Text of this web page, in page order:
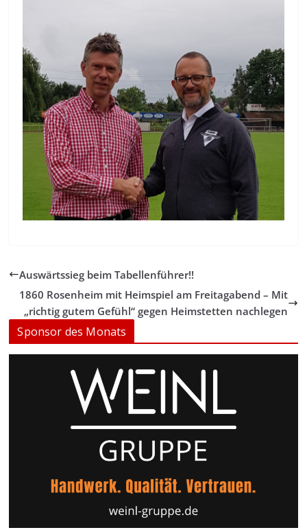
Auswärtssieg beim Tabellenführer!!
1860 Rosenheim mit Heimspiel am Freitagabend – Mit
„richtig gutem Gefühl“ gegen Heimstetten nachlegen
Sponsor des Monats